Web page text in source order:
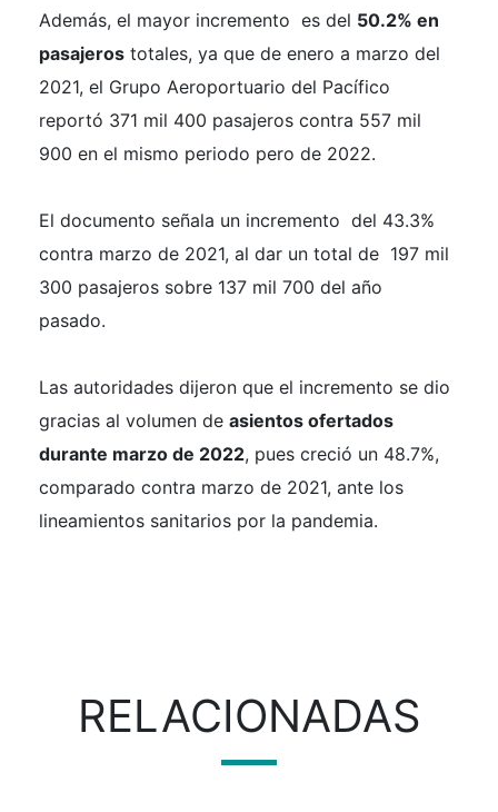
Además, el mayor incremento es del 50.2% en
pasajeros totales, ya que de enero a marzo del
2021, el Grupo Aeroportuario del Pacífico
reportó 371 mil 400 pasajeros contra 557 mil
900 en el mismo periodo pero de 2022.
El documento señala un incremento del 43.3%
contra marzo de 2021, al dar un total de 197 mil
300 pasajeros sobre 137 mil 700 del año
pasado.
Las autoridades dijeron que el incremento se dio
gracias al volumen de asientos ofertados
durante marzo de 2022, pues creció un 48.7%,
comparado contra marzo de 2021, ante los
lineamientos sanitarios por la pandemia.
RELACIONADAS